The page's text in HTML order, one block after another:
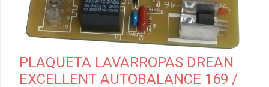
PLAQUETA LAVARROPAS DREAN
EXCELLENT AUTOBALANCE 169 /